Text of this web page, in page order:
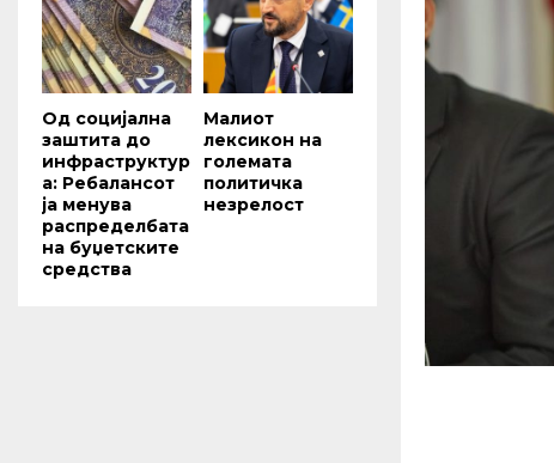
Од социјална
заштита до
инфраструктур
а: Ребалансот
ја менува
распределбата
на буџетските
средства
Малиот
лексикон на
големата
политичка
незрелост